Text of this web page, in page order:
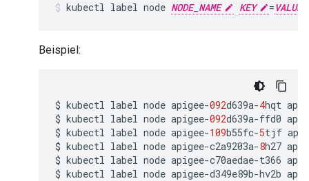
kubectl label node NODE_NAME KEY =VALUE
Beispiel:
$ kubectl label node apigee-092d639a-4hqt
$ kubectl label node apigee-092d639a-ffd0
$ kubectl label node apigee-109b55fc-5tjf
$ kubectl label node apigee-c2a9203a-8h27
$ kubectl label node apigee-c70aedae-t366
$ kubectl label node apigee-d349e89b-hv2b